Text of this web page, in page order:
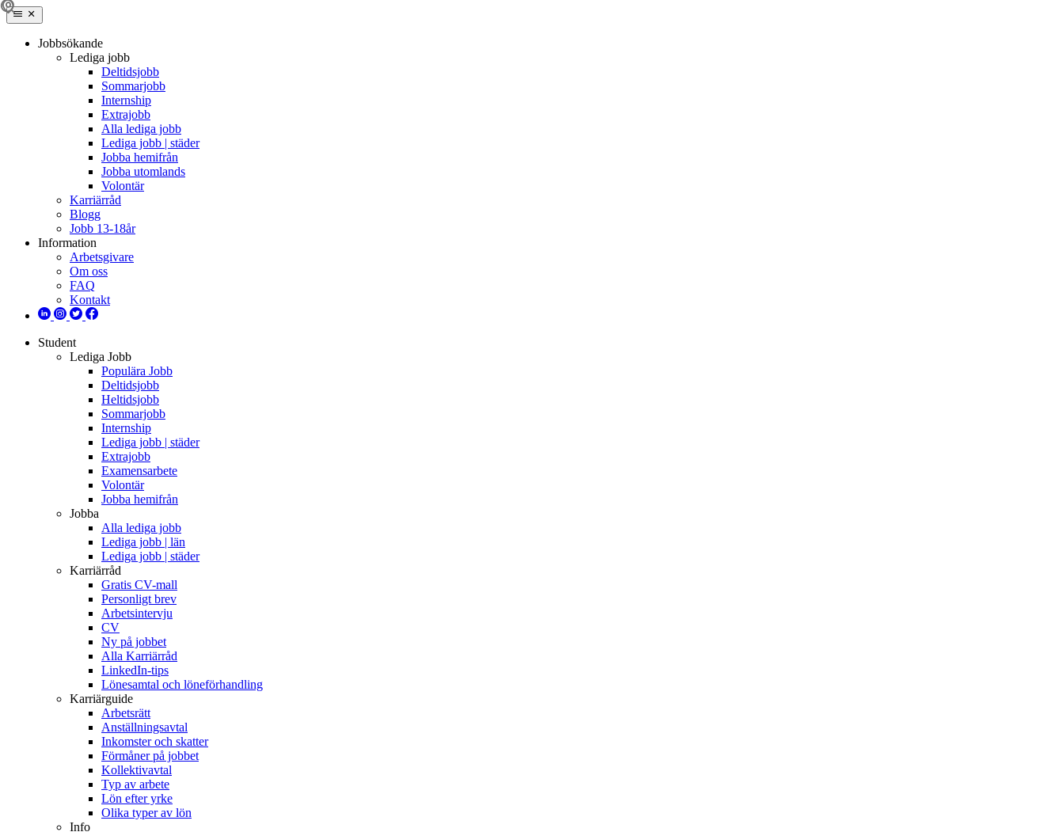
Jobbsökande
Lediga jobb
Deltidsjobb
Sommarjobb
Internship
Extrajobb
Alla lediga jobb
Lediga jobb | städer
Jobba hemifrån
Jobba utomlands
Volontär
Karriärråd
Blogg
Jobb 13-18år
Information
Arbetsgivare
Om oss
FAQ
Kontakt
Student
Lediga Jobb
Populära Jobb
Deltidsjobb
Heltidsjobb
Sommarjobb
Internship
Lediga jobb | städer
Extrajobb
Examensarbete
Volontär
Jobba hemifrån
Jobba
Alla lediga jobb
Lediga jobb | län
Lediga jobb | städer
Karriärråd
Gratis CV-mall
Personligt brev
Arbetsintervju
CV
Ny på jobbet
Alla Karriärråd
LinkedIn-tips
Lönesamtal och löneförhandling
Karriärguide
Arbetsrätt
Anställningsavtal
Inkomster och skatter
Förmåner på jobbet
Kollektivavtal
Typ av arbete
Lön efter yrke
Olika typer av lön
Info